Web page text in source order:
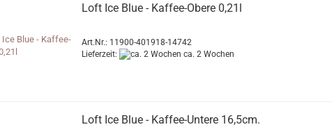
Loft Ice Blue - Kaffee-Obere 0,21l
Art.Nr.: 11900-401918-14742
Lieferzeit:
ca. 2 Wochen
Loft Ice Blue - Kaffee-Untere 16,5cm.